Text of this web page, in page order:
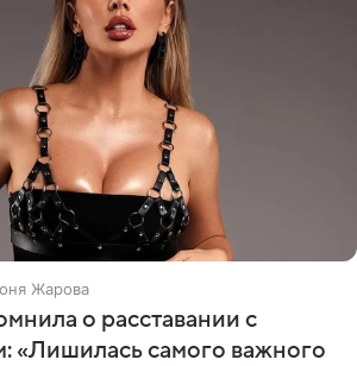
Жарова
о расставании с
«Лишилась самого важного